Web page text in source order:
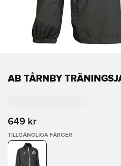
AB TÅRNBY
649 kr
TILLGÄNGLIGA FÄRGER